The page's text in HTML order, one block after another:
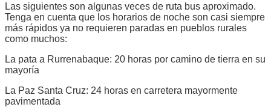
Las siguientes son algunas veces de ruta bus aproximado.
Tenga en cuenta que los horarios de noche son casi siempre
más rápidos ya no requieren paradas en pueblos rurales
como muchos:
La pata a Rurrenabaque: 20 horas por camino de tierra en su
mayoría
La Paz Santa Cruz: 24 horas en carretera mayormente
pavimentada